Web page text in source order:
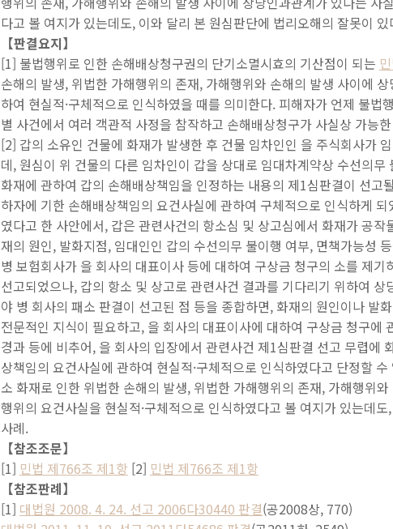
다고 볼 여지가 있는데도, 이와 달리 본 원심판단에 법리오해의 잘못이 있
【판결요지】
[1] 불법행위로 인한 손해배상청구권의 단기소멸시효의 기산점이 되는
손해의 발생, 위법한 가해행위의 존재, 가해행위와 손해의 발생 사이에
하여 현실적·구체적으로 인식하였을 때를 의미한다. 피해자가 언제 불법
별 사건에서 여러 객관적 사정을 참작하고 손해배상청구가 사실상 가능
[2] 갑의 소유인 건물에 화재가 발생한 후 건물 임차인인 을 주식회사가
데, 원심이 위 건물의 다른 임차인이 갑을 상대로 임대차계약상 수선의
화재에 관하여 갑의 손해배상책임을 인정하는 내용의 제1심판결이 선고
하자에 기한 손해배상책임의 요건사실에 관하여 구체적으로 인식하게
였다고 한 사안에서, 갑은 관련사건의 항소심 및 상고심에서 화재가 공
재의 원인, 발화지점, 임대인인 갑의 수선의무 불이행 여부, 면책가능성
병 보험회사가 을 회사의 대표이사 등에 대하여 구상금 청구의 소를 제
선고되었으나, 갑의 항소 및 상고로 관련사건 결과를 기다리기 위하여
야 병 회사의 패소 판결이 선고된 점 등을 종합하면, 화재의 원인이나 발
전문적인 지식이 필요하고, 을 회사의 대표이사에 대하여 구상금 청구에
경과 등에 비추어, 을 회사의 입장에서 관련사건 제1심판결 선고 무렵에
상책임의 요건사실에 관하여 현실적·구체적으로 인식하였다고 단정할
소 화재로 인한 위법한 손해의 발생, 위법한 가해행위의 존재, 가해행위
행위의 요건사실을 현실적·구체적으로 인식하였다고 볼 여지가 있는데
사례.
【참조조문】
[1] 민법 제766조 제1항 [2] 민법 제766조 제1항
【참조판례】
[1] 대법원 2008. 4. 24. 선고 2006다30440 판결(공2008상, 770)